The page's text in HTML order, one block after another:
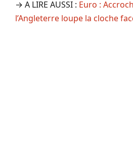
→ A LIRE AUSSI : Euro :
l’Angleterre loupe la cloche